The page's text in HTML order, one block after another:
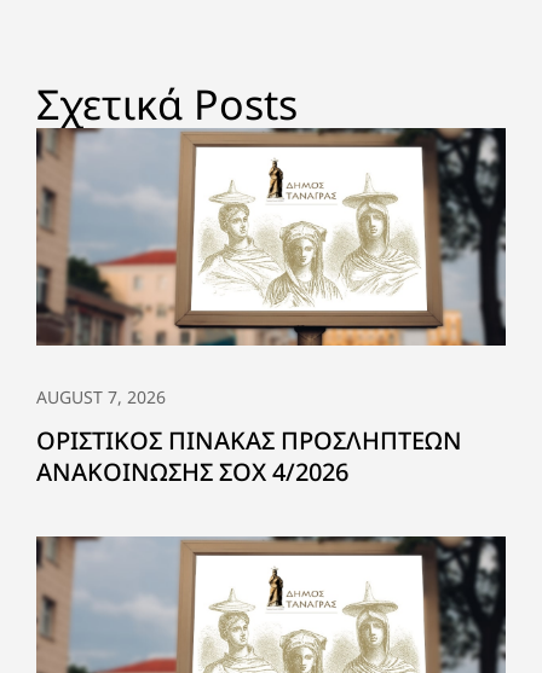
Σχετικά Posts
AUGUST 7, 2026
ΟΡΙΣΤΙΚΟΣ ΠΙΝΑΚΑΣ ΠΡΟΣΛΗΠΤΕΩΝ
ΑΝΑΚΟΙΝΩΣΗΣ ΣΟΧ 4/2026